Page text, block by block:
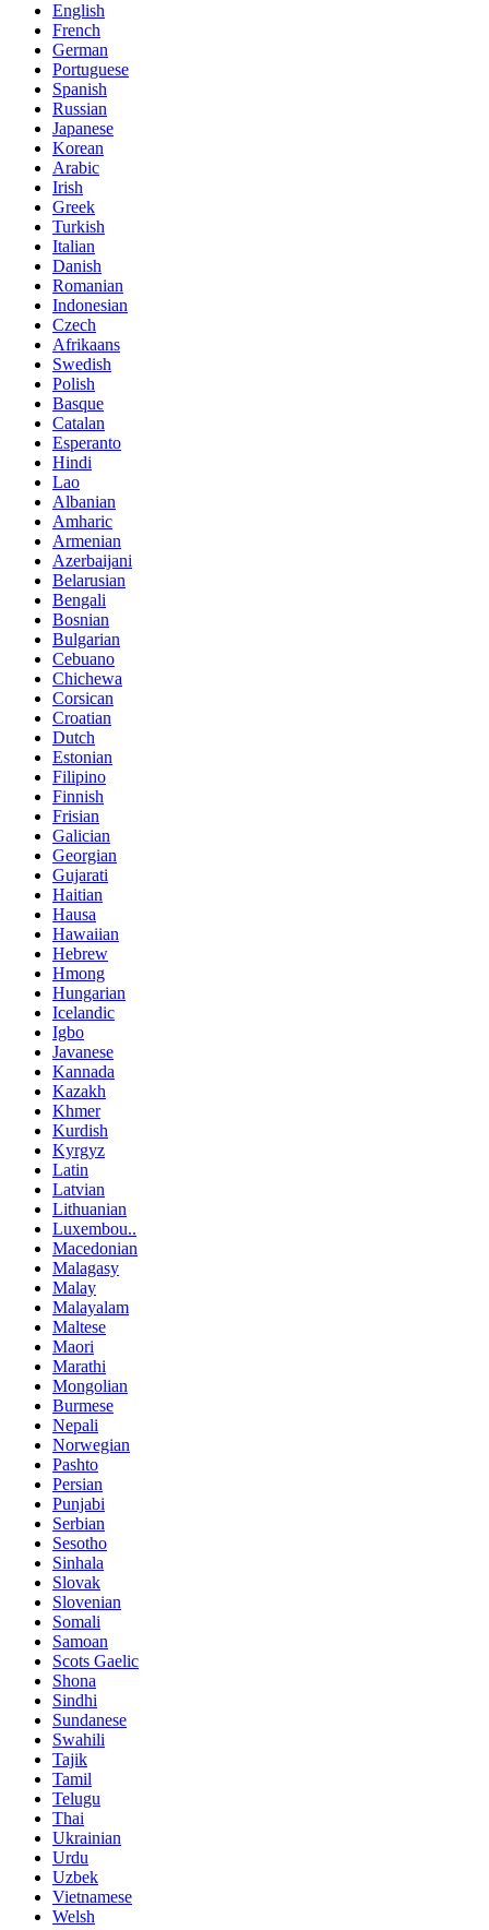
English
French
German
Portuguese
Spanish
Russian
Japanese
Korean
Arabic
Irish
Greek
Turkish
Italian
Danish
Romanian
Indonesian
Czech
Afrikaans
Swedish
Polish
Basque
Catalan
Esperanto
Hindi
Lao
Albanian
Amharic
Armenian
Azerbaijani
Belarusian
Bengali
Bosnian
Bulgarian
Cebuano
Chichewa
Corsican
Croatian
Dutch
Estonian
Filipino
Finnish
Frisian
Galician
Georgian
Gujarati
Haitian
Hausa
Hawaiian
Hebrew
Hmong
Hungarian
Icelandic
Igbo
Javanese
Kannada
Kazakh
Khmer
Kurdish
Kyrgyz
Latin
Latvian
Lithuanian
Luxembou..
Macedonian
Malagasy
Malay
Malayalam
Maltese
Maori
Marathi
Mongolian
Burmese
Nepali
Norwegian
Pashto
Persian
Punjabi
Serbian
Sesotho
Sinhala
Slovak
Slovenian
Somali
Samoan
Scots Gaelic
Shona
Sindhi
Sundanese
Swahili
Tajik
Tamil
Telugu
Thai
Ukrainian
Urdu
Uzbek
Vietnamese
Welsh